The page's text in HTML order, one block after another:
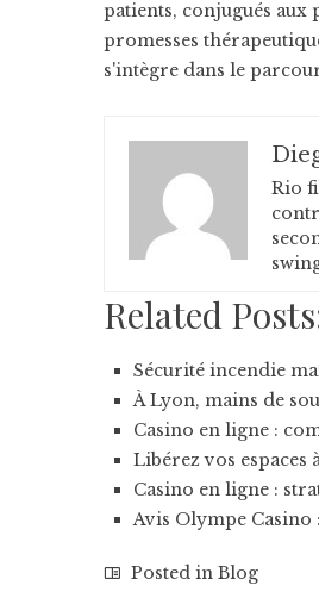
patients, conjugués
promesses
s'intègre dans le
Rio
Related
Sécurité incendie
À Lyon, mains de
Casino en ligne :
Libérez vos espaces
Casino en ligne :
Avis Olympe Casino
Posted in Blog